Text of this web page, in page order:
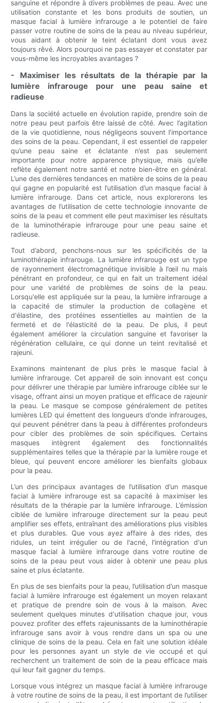
sanguine et répondre à divers problèmes de peau. Avec une
utilisation constante et les bons produits de soutien, un
masque facial à lumière infrarouge a le potentiel de faire
passer votre routine de soins de la peau au niveau supérieur,
vous aidant à obtenir le teint éclatant dont vous avez
toujours rêvé. Alors pourquoi ne pas essayer et constater par
vous-même les incroyables avantages ?
- Maximiser les résultats de la thérapie par la
lumière infrarouge pour une peau saine et
radieuse
Dans la société actuelle en évolution rapide, prendre soin de
notre peau peut parfois être laissé de côté. Avec l’agitation
de la vie quotidienne, nous négligeons souvent l’importance
des soins de la peau. Cependant, il est essentiel de rappeler
qu’une peau saine et éclatante n’est pas seulement
importante pour notre apparence physique, mais qu’elle
reflète également notre santé et notre bien-être en général.
L’une des dernières tendances en matière de soins de la peau
qui gagne en popularité est l’utilisation d’un masque facial à
lumière infrarouge. Dans cet article, nous explorerons les
avantages de l’utilisation de cette technologie innovante de
soins de la peau et comment elle peut maximiser les résultats
de la luminothérapie infrarouge pour une peau saine et
radieuse.
Tout d’abord, penchons-nous sur les spécificités de la
luminothérapie infrarouge. La lumière infrarouge est un type
de rayonnement électromagnétique invisible à l’œil nu mais
pénétrant en profondeur, ce qui en fait un traitement idéal
pour une variété de problèmes de soins de la peau.
Lorsqu'elle est appliquée sur la peau, la lumière infrarouge a
la capacité de stimuler la production de collagène et
d'élastine, des protéines essentielles au maintien de la
fermeté et de l'élasticité de la peau. De plus, il peut
également améliorer la circulation sanguine et favoriser la
régénération cellulaire, ce qui donne un teint revitalisé et
rajeuni.
Examinons maintenant de plus près le masque facial à
lumière infrarouge. Cet appareil de soin innovant est conçu
pour délivrer une thérapie par lumière infrarouge ciblée sur le
visage, offrant ainsi un moyen pratique et efficace de rajeunir
la peau. Le masque se compose généralement de petites
lumières LED qui émettent des longueurs d’onde infrarouges,
qui peuvent pénétrer dans la peau à différentes profondeurs
pour cibler des problèmes de soin spécifiques. Certains
masques intègrent également des fonctionnalités
supplémentaires telles que la thérapie par la lumière rouge et
bleue, qui peuvent encore améliorer les bienfaits globaux
pour la peau.
L’un des principaux avantages de l’utilisation d’un masque
facial à lumière infrarouge est sa capacité à maximiser les
résultats de la thérapie par la lumière infrarouge. L’émission
ciblée de lumière infrarouge directement sur la peau peut
amplifier ses effets, entraînant des améliorations plus visibles
et plus durables. Que vous ayez affaire à des rides, des
ridules, un teint irrégulier ou de l'acné, l'intégration d'un
masque facial à lumière infrarouge dans votre routine de
soins de la peau peut vous aider à obtenir une peau plus
saine et plus éclatante.
En plus de ses bienfaits pour la peau, l’utilisation d’un masque
facial à lumière infrarouge est également un moyen relaxant
et pratique de prendre soin de vous à la maison. Avec
seulement quelques minutes d'utilisation chaque jour, vous
pouvez profiter des effets rajeunissants de la luminothérapie
infrarouge sans avoir à vous rendre dans un spa ou une
clinique de soins de la peau. Cela en fait une solution idéale
pour les personnes ayant un style de vie occupé et qui
recherchent un traitement de soin de la peau efficace mais
qui leur fait gagner du temps.
Lorsque vous intégrez un masque facial à lumière infrarouge
à votre routine de soins de la peau, il est important de l’utiliser